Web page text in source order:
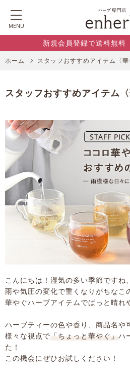
MENU
新規会員登録で送料無
ホーム スタッフおすすめアイテム〈華
スタッフおすすめアイテム〈
こんにちは！湿気の多い季節ですね
雨や気圧の変化で重くなりがちなこ
華やぐハーブアイテムでぱっと晴れ
ハーブティーの色や香り、商品名や
様々な視点で「ちょっと華やぐ」ハ
た！
この機会にぜひお試しください！